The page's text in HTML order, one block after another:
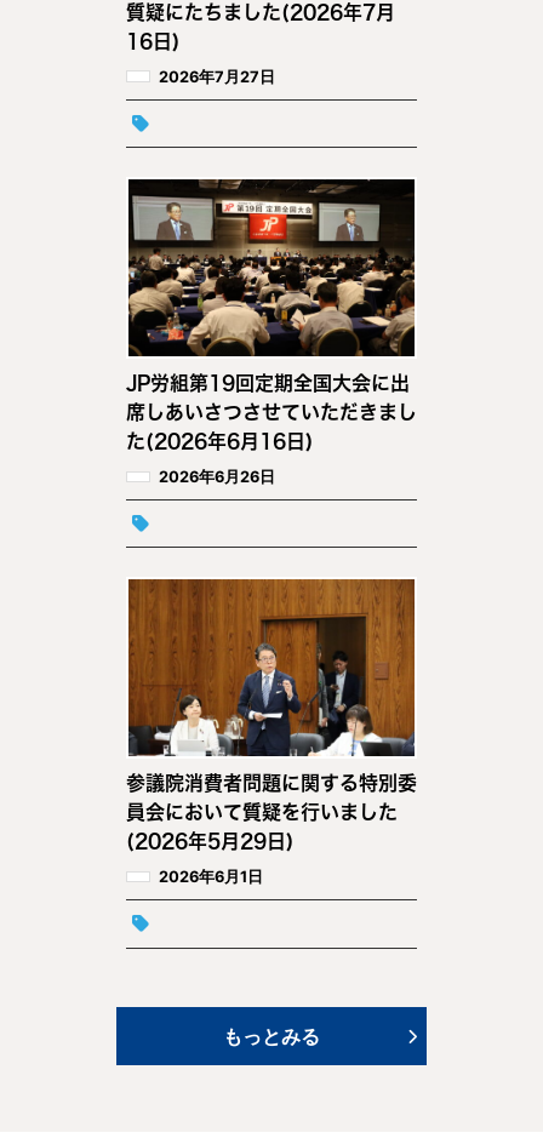
質疑にたちました(2026年7月
16日)
2026年7月27日
JP労組第19回定期全国大会に出
席しあいさつさせていただきまし
た(2026年6月16日)
2026年6月26日
参議院消費者問題に関する特別委
員会において質疑を行いました
(2026年5月29日)
2026年6月1日
もっとみる